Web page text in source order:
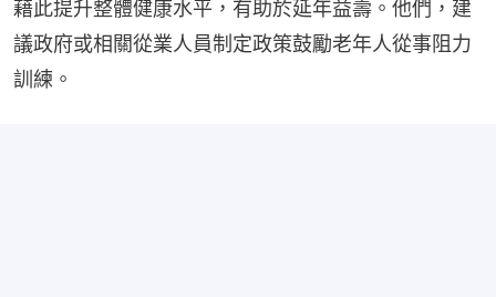
藉此提升整體健康水平，有助於延年益壽。他們，建
議政府或相關從業人員制定政策鼓勵老年人從事阻力
訓練。